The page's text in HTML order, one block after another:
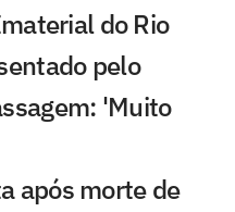
do Rio
pelo
'Muito
após morte de